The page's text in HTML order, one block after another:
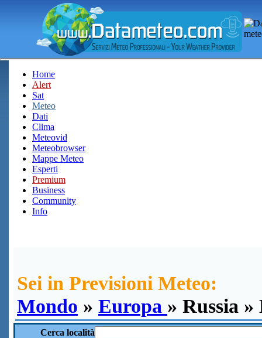
Home
Alert
Sat
Meteo
Dati
Clima
Meteovid
Meteobrowser
Mappe Meteo
Esperti
Premium
Business
Community
Info
Sei in Previsioni Meteo:
Mondo » Europa » Russia
Cerca località